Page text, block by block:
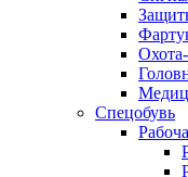
Спецобувь